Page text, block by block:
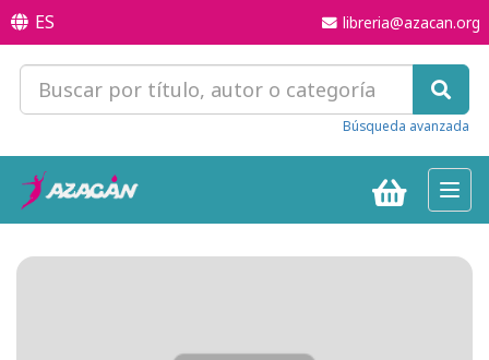
ES libreria@azacan.org
Búsqueda avanzada